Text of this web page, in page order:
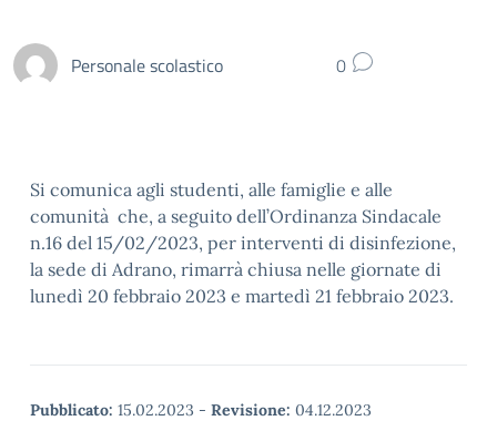
Personale scolastico 0
Si comunica agli studenti, alle famiglie e alle
comunità che, a seguito dell’Ordinanza Sindacale
n.16 del 15/02/2023, per interventi di disinfezione,
la sede di Adrano, rimarrà chiusa nelle giornate di
lunedì 20 febbraio 2023 e martedì 21 febbraio 2023.
Pubblicato: 15.02.2023 - Revisione: 04.12.2023